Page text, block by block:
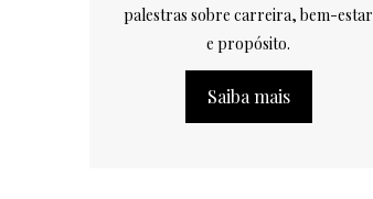
palestras sobre carreira, bem-estar
e propósito.
Saiba mais